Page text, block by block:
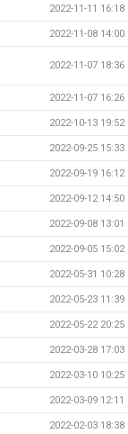
2022-11-11 16:18
2022-11-08 14:00
2022-11-07 18:36
2022-11-07 16:26
2022-10-13 19:52
2022-09-25 15:33
2022-09-19 16:12
2022-09-12 14:50
2022-09-08 13:01
2022-09-05 15:02
2022-05-31 10:28
2022-05-23 11:39
2022-05-22 20:25
2022-03-28 17:03
2022-03-10 10:25
2022-03-09 12:11
2022-02-03 18:38